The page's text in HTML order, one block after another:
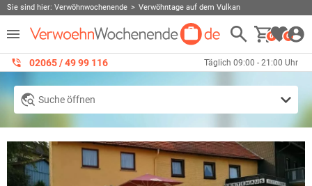
Sie sind hier: Verwöhnwochenende Verwöhntage auf dem Vulkan
0 0
02065 / 49 ‌99 116 Täglich 09:00 - 21:00 Uhr
Suche öffnen